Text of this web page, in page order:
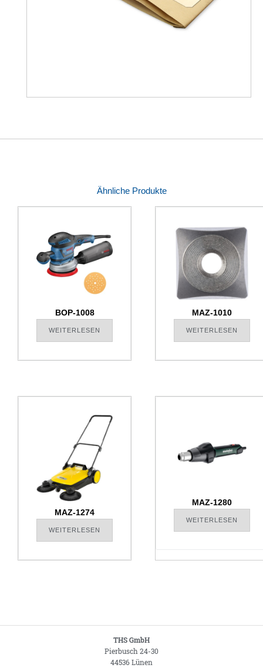
Ähnliche Produkte
BOP-1008
WEITERLESEN
MAZ-1010
WEITERLESEN
MAZ-1274
WEITERLESEN
MAZ-1280
WEITERLESEN
THS GmbH
Pierbusch 24-30
44536 Lünen